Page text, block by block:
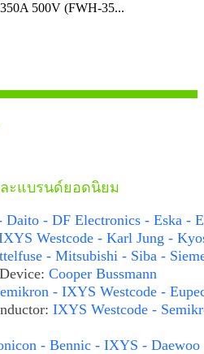
500V (FWH-35...
ะแบรนด์ยอดนิยม
Daito - DF Electronics - Eska -
Westcode - Karl Jung -
- Mitsubishi - Siba -
Cooper Bussmann
- IXYS Westcode -
IXYS Westcode -
- Bennic - IXYS - Daewoo